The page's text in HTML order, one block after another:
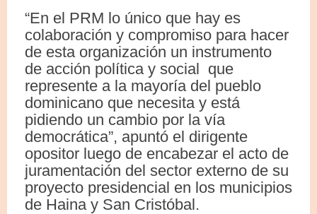
“En el PRM lo único que hay es
colaboración y compromiso para hacer
de esta organización un instrumento
de acción política y social que
represente a la mayoría del pueblo
dominicano que necesita y está
pidiendo un cambio por la vía
democrática”, apuntó el dirigente
opositor luego de encabezar el acto de
juramentación del sector externo de su
proyecto presidencial en los municipios
de Haina y San Cristóbal.